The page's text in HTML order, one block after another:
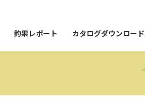
釣果レポート カタログダウンロード